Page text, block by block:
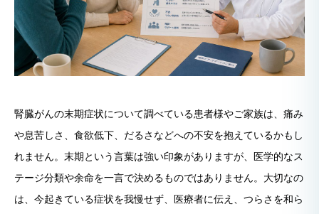
腎臓がんの末期症状について調べている患者様やご家族は、痛み
や息苦しさ、食欲低下、だるさなどへの不安を抱えているかもし
れません。末期という言葉は強い印象がありますが、医学的なス
テージ分類や余命を一言で決めるものではありません。大切なの
は、今起きている症状を我慢せず、医療者に伝え、つらさを和ら